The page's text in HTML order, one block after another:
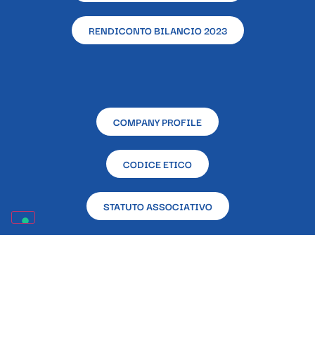
RENDICONTO BILANCIO 2023
COMPANY PROFILE
CODICE ETICO
STATUTO ASSOCIATIVO